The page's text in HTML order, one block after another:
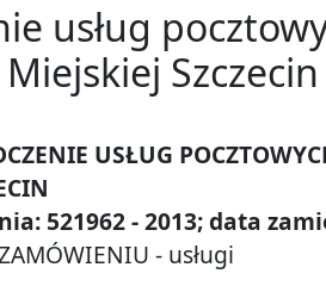
usług
Szczecin
USŁUG
521962 - 2013; data
- usługi